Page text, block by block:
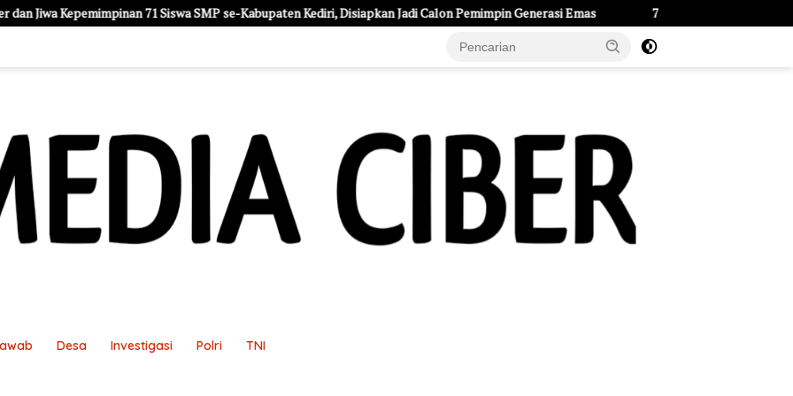
SMP se-Kabupaten Kediri, Disiapkan Jadi Calon Pemimpin Generasi Emas 77 Capaskibraka Kabupaten Kediri Digembleng,
Desa Investigasi Polri TNI